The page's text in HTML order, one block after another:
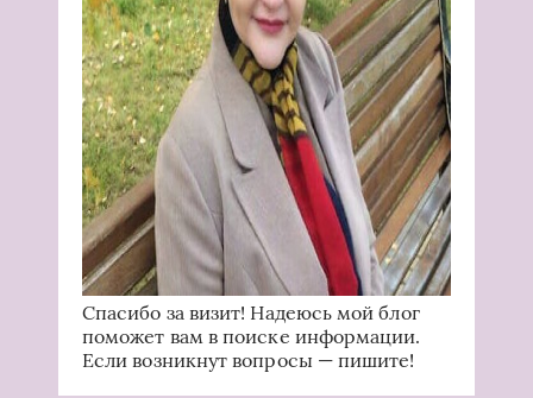
Спасибо за визит! Надеюсь мой блог
поможет вам в поиске информации.
Если возникнут вопросы — пишите!